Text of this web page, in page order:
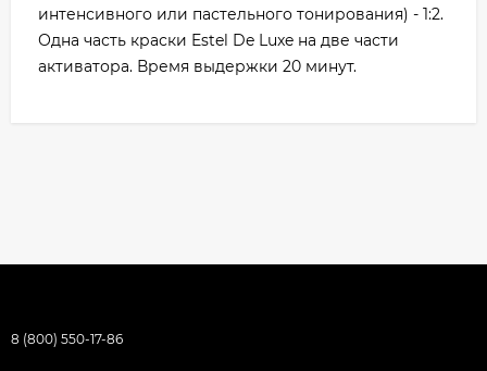
интенсивного или пастельного тонирования) - 1:2.
Одна часть краски Estel De Luxe на две части
активатора. Время выдержки 20 минут.
8 (800) 550-17-86